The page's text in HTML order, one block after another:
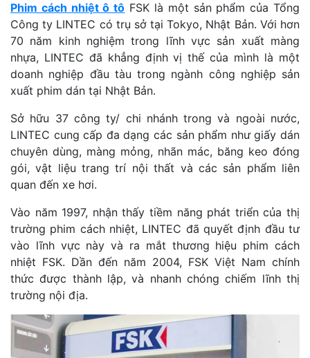
Phim cách nhiệt ô tô FSK là một sản phẩm của Tổng
Công ty LINTEC có trụ sở tại Tokyo, Nhật Bản. Với hơn
70 năm kinh nghiệm trong lĩnh vực sản xuất màng
nhựa, LINTEC đã khẳng định vị thế của mình là một
doanh nghiệp đầu tàu trong ngành công nghiệp sản
xuất phim dán tại Nhật Bản.
Sở hữu 37 công ty/ chi nhánh trong và ngoài nước,
LINTEC cung cấp đa dạng các sản phẩm như giấy dán
chuyên dùng, màng mỏng, nhãn mác, băng keo đóng
gói, vật liệu trang trí nội thất và các sản phẩm liên
quan đến xe hơi.
Vào năm 1997, nhận thấy tiềm năng phát triển của thị
trường phim cách nhiệt, LINTEC đã quyết định đầu tư
vào lĩnh vực này và ra mắt thương hiệu phim cách
nhiệt FSK. Dần đến năm 2004, FSK Việt Nam chính
thức được thành lập, và nhanh chóng chiếm lĩnh thị
trường nội địa.